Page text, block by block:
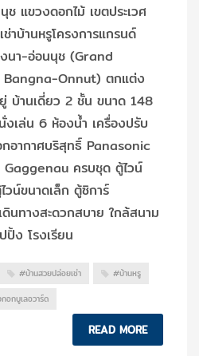
แขวงดอกไม้ เขตประเวศ
าบ้านหรูโครงการแกรนด์
นา-อ่อนนุช (Grand
Onnut) ตกแต่ง
บ้านเดี่ยว 2 ชั้น ขนาด 148
เล่น 6 ห้องน้ำ เครื่องปรับ
อากาศบริสุทธิ์ Panasonic
Gaggenau ครบชุด ตู้ไวน์
น์ขนาดเล็ก ตู้ซิการ์
นทางสะดวกสบาย ใกล้สนาม
ง โรงเรียน
#บ้านสวยปล่อยเช่า #บ้านหรู
อกบูเลอวาร์ด
READ MORE